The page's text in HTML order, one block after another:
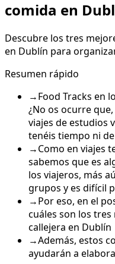
comida en
Descubre los tres
en Dublín para
Resumen rápido
→Food Tracks en
¿No os ocurre
viajes de estudios
tenéis tiempo ni
→Como en viajes
sabemos que es
los viajeros, más
grupos y es difícil
→Por eso, en el
cuáles son los
callejera en Dublín
→Además, estos
ayudarán a